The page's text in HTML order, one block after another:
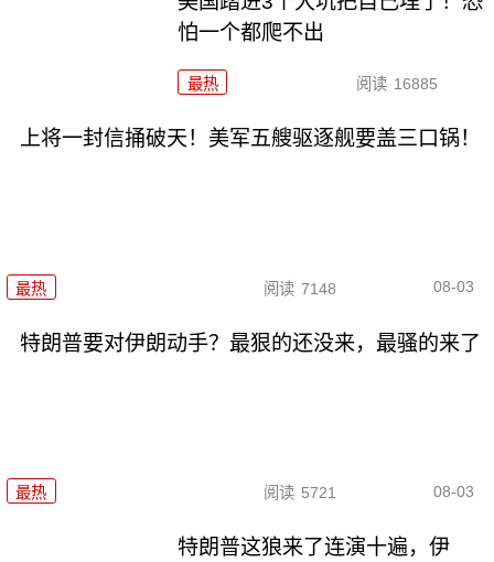
怕一个都爬不出
最热 阅读 16885
上将一封信捅破天！美军五艘驱逐舰要盖三口锅！
最热 阅读 7148 08-03
特朗普要对伊朗动手？最狠的还没来，最骚的来了
最热 阅读 5721 08-03
特朗普这狼来了连演十遍，伊